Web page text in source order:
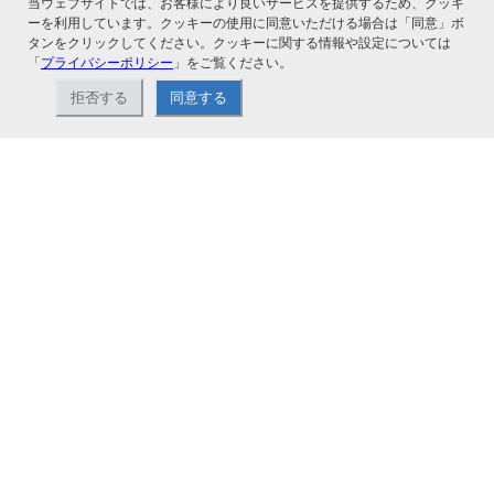
ーを利用しています。クッキーの使用に同意いただける場合は「同意」ボ
タンをクリックしてください。クッキーに関する情報や設定については
「プライバシーポリシー 」をご覧ください。
拒否する 同意する